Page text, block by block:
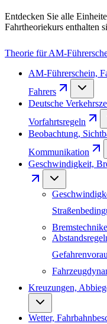
Entdecken Sie alle
Fahrtheoriekurs enthalten
Theorie für AM-
AM-Führerschein,
Fahrers
Deutsche
Vorfahrtsregeln
Beobachtung,
Kommunikation
Geschwindigkeit,
Kreuzungen,
Wetter,